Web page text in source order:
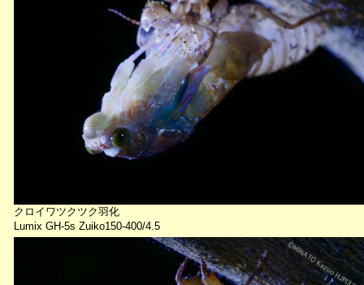
クロイワツクツク羽化
Lumix GH-5s Zuiko150-400/4.5